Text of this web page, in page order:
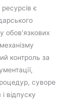
є
обов’язкових
контроль за
суворе
відпуску